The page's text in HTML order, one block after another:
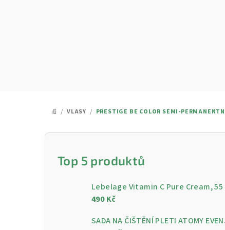
DOMŮ
/ VLASY / PRESTIGE BE COLOR SEMI-
P
Top 5 produktů
490 Kč
SADA